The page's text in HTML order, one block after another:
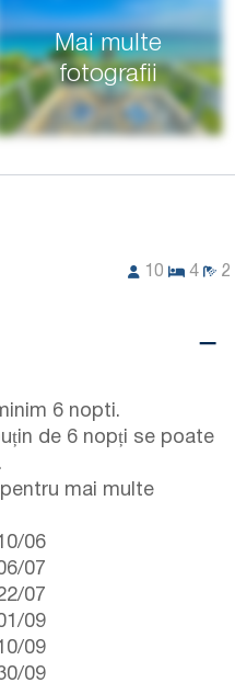
Mai multe
fotografii
10 4 2
6 nopti.
de 6 nopți se poate
mai multe
06
07
07
09
09
09